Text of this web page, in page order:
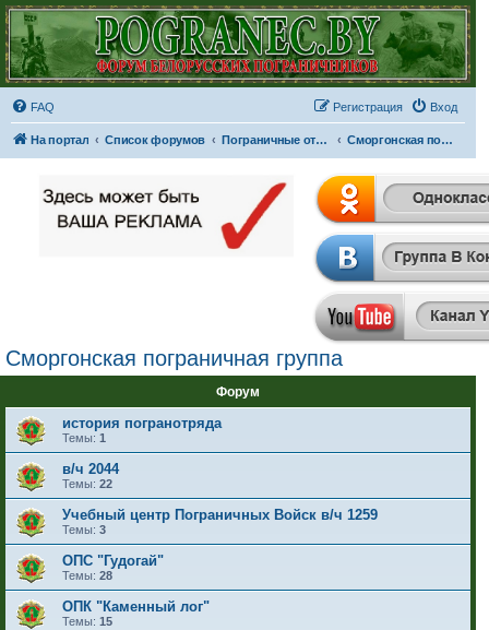
FAQ Вход
Регистрация
На портал Список форумов Пограничные отряды и части Сморгонская пограничная группа
Сморгонская пограничная группа
Форум
история погранотряда
Темы: 1
в/ч 2044
Темы: 22
Учебный центр Пограничных Войск в/ч 1259
Темы: 3
ОПС "Гудогай"
Темы: 28
ОПК "Каменный лог"
Темы: 15